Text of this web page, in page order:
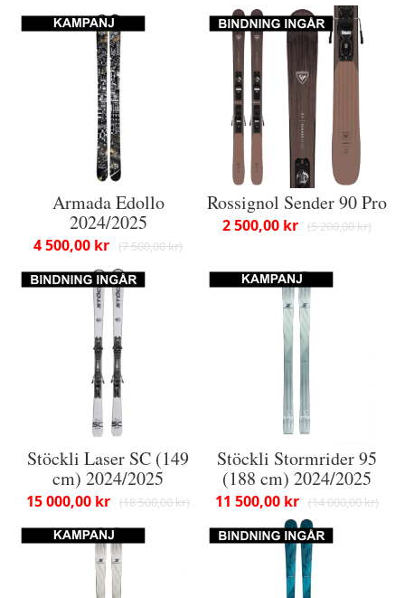
Armada Edollo
2024/2025
7 500,00 kr
4 500,00 kr
Rossignol Sender 90 Pro
5 200,00 kr
2 500,00 kr
Stöckli Laser SC (149
cm) 2024/2025
18 500,00 kr
15 000,00 kr
Stöckli Stormrider 95
(188 cm) 2024/2025
14 000,00 kr
11 500,00 kr